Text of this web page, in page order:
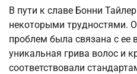
В пути к славе Бонни
некоторыми трудностями.
проблем была связана с ее
уникальная грива волос и
соответствовали